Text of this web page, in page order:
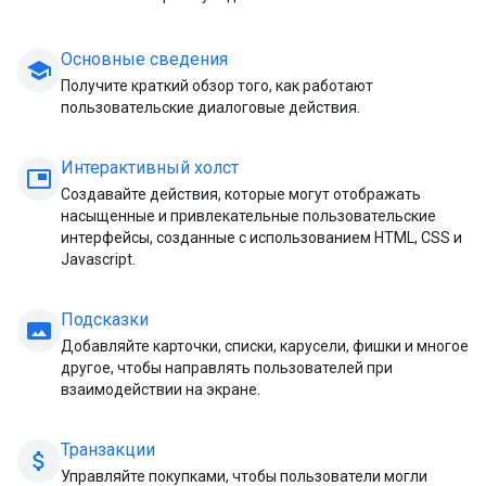
school Основные сведения
Получите краткий обзор того, как работают
пользовательские диалоговые действия.
picture_in_picture Интерактивный холст
Создавайте действия, которые могут отображать
насыщенные и привлекательные пользовательские
интерфейсы, созданные с использованием HTML, CSS и
Javascript.
panorama Подсказки
Добавляйте карточки, списки, карусели, фишки и многое
другое, чтобы направлять пользователей при
взаимодействии на экране.
attach_money Транзакции
Управляйте покупками, чтобы пользователи могли